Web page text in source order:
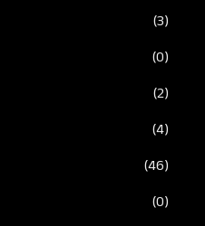
(3)
(0)
(2)
(4)
(46)
(0)